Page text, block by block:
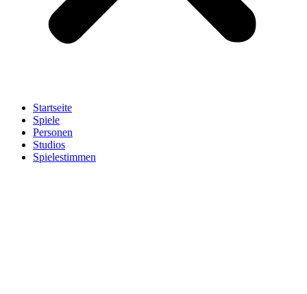
Startseite
Spiele
Personen
Studios
Spielestimmen